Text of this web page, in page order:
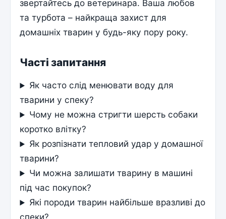
звертайтесь до ветеринара. Ваша любов
та турбота – найкраща захист для
домашніх тварин у будь-яку пору року.
Часті запитання
Як часто слід менювати воду для
тварини у спеку?
Чому не можна стригти шерсть собаки
коротко влітку?
Як розпізнати тепловий удар у домашної
тварини?
Чи можна залишати тварину в машині
під час покупок?
Які породи тварин найбільше вразливі до